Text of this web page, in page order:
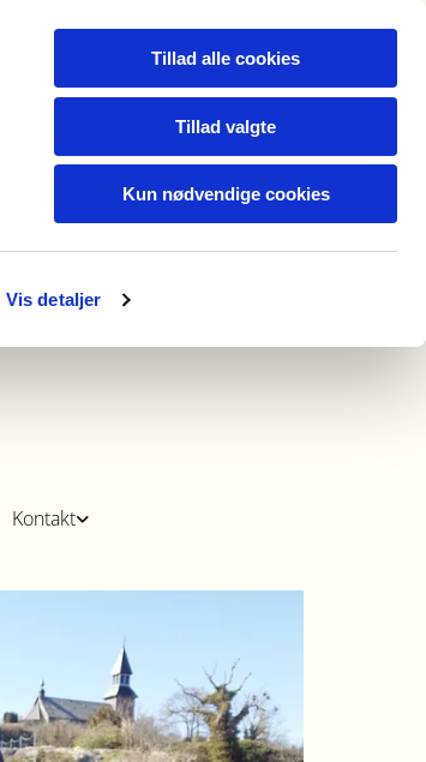
Vis detaljer
Tillad alle cookies
Tillad valgte
Kun nødvendige cookies
Kontakt